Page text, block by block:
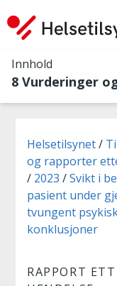
Innhold
8 Vurderinger
Du er her:
Helsetilsynet
og rapporter
2023
Svikt i
pasient under
tvungent
konklusjoner
RAPPORT